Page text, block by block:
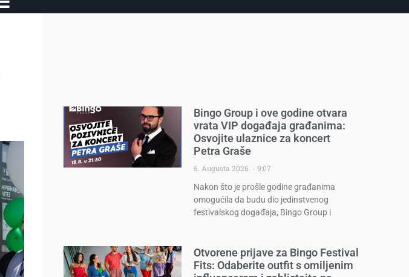
Bingo Group i ove godine otvara
vrata VIP događaja građanima:
Osvojite ulaznice za koncert
Petra Graše
6. Augusta 2026.
9:07
Nakon što je prošle godine građanima
omogućila da budu dio jedinstvenog
festivalskog događaja, Bingo Group i
Otvorene prijave za Bingo Festival
Fits: Odaberite outfit s omiljenim